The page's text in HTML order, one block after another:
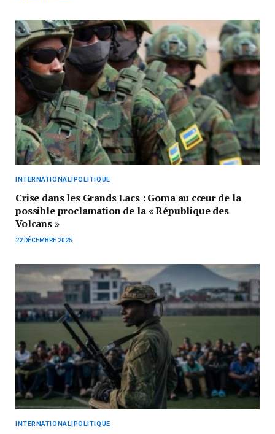
INTERNATIONAL|POLITIQUE
Crise dans les Grands Lacs : Goma au cœur de la
possible proclamation de la « République des
Volcans »
22 DÉCEMBRE 2025
INTERNATIONAL|POLITIQUE